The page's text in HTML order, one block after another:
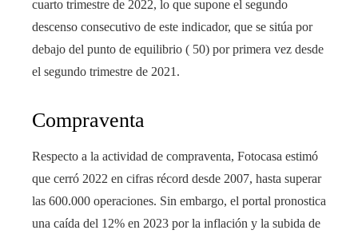
cuarto trimestre de 2022, lo que supone el segundo
descenso consecutivo de este indicador, que se sitúa por
debajo del punto de equilibrio ( 50) por primera vez desde
el segundo trimestre de 2021.
Compraventa
Respecto a la actividad de compraventa, Fotocasa estimó
que cerró 2022 en cifras récord desde 2007, hasta superar
las 600.000 operaciones. Sin embargo, el portal pronostica
una caída del 12% en 2023 por la inflación y la subida de